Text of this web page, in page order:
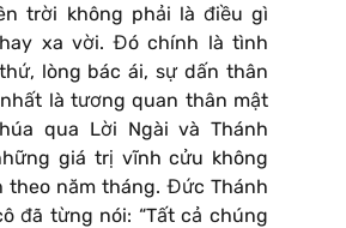
trời không phải là điều gì
xa vời. Đó chính là tình
lòng bác ái, sự dấn thân
là tương quan thân mật
qua Lời Ngài và Thánh
giá trị vĩnh cửu không
theo năm tháng. Đức Thánh
đã từng nói: “Tất cả chúng